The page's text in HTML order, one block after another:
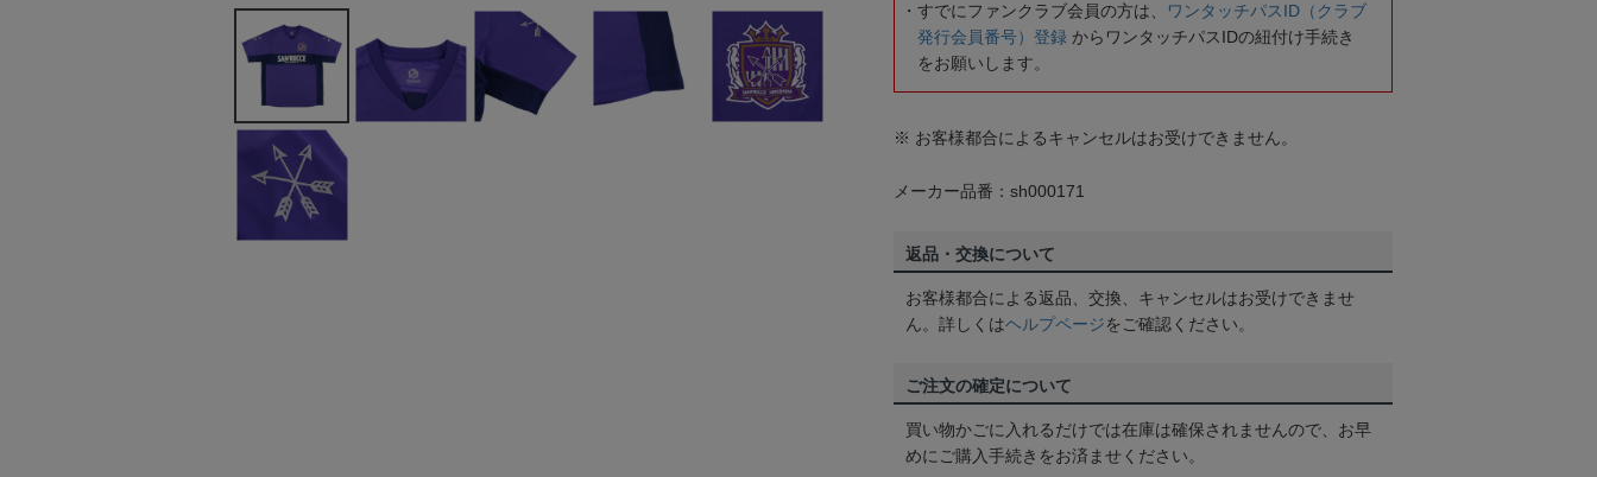
すでにファンクラブ会員の方は、
ワンタッチパスID（クラブ
発行会員番号）登録 からワンタッチパスIDの紐付け手続き
をお願いします。
※ お客様都合によるキャンセルはお受けできません。
メーカー品番：sh000171
返品・交換について
お客様都合による返品、交換、キャンセルはお受けできませ
ん。詳しくはヘルプページをご確認ください。
ご注文の確定について
買い物かごに入れるだけでは在庫は確保されませんので、お早
めにご購入手続きをお済ませください。